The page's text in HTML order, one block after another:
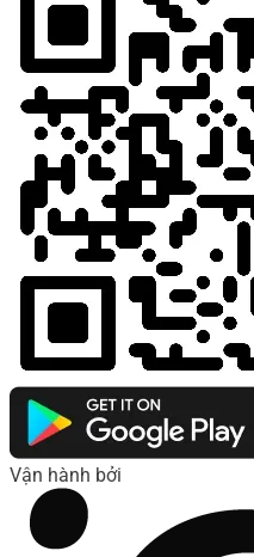
Vận hành bởi